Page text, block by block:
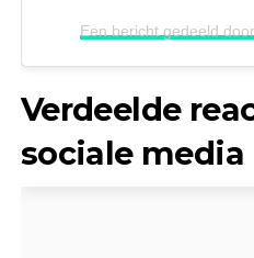
Verdeelde
sociale media